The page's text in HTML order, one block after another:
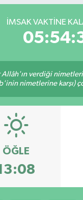
İMSAK VAKTINE
verdiği
nimetlerine karşı)
ÖĞLE